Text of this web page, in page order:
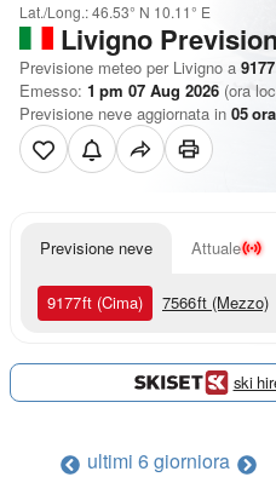
Lat./Long.:46.53° N 10.11° E
Livigno
Previsione meteo per Livigno a 9177
Emesso: 1 pm 07 Aug 2026 (ora
Previsione neve aggiornata in 05ora
Previsione neve Attuale
9177ft (Cima) 7566ft (Mezzo)
ski
ultimi 6 giorniora